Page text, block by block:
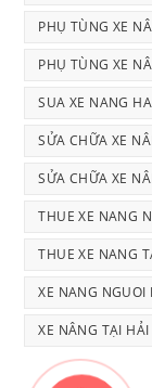
PHỤ TÙNG XE
PHỤ TÙNG XE
SUA XE NANG
SỬA CHỮA XE
SỬA CHỮA XE
THUE XE NANG
THUE XE NANG
XE NANG NGUOI
XE NÂNG TẠI HẢI